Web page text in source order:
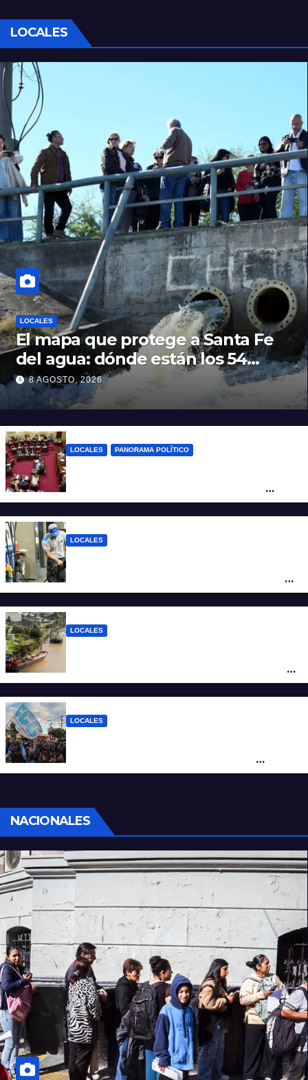
LOCALES
LOCALES
El mapa que protege a Santa Fe
del agua: dónde están los 54
puntos de bombeo
8 AGOSTO, 2026
LOCALES PANORAMA POLÍTICO
Santa Fe
LOCALES
ciudad de Santa Fe: la nafta súper superó
los $2.100 y llenar el tanque cuesta más
LOCALES
posicionar los puertos del sur de Santa Fe
como salida para las exportaciones
LOCALES
sociales y sindicales
NACIONALES